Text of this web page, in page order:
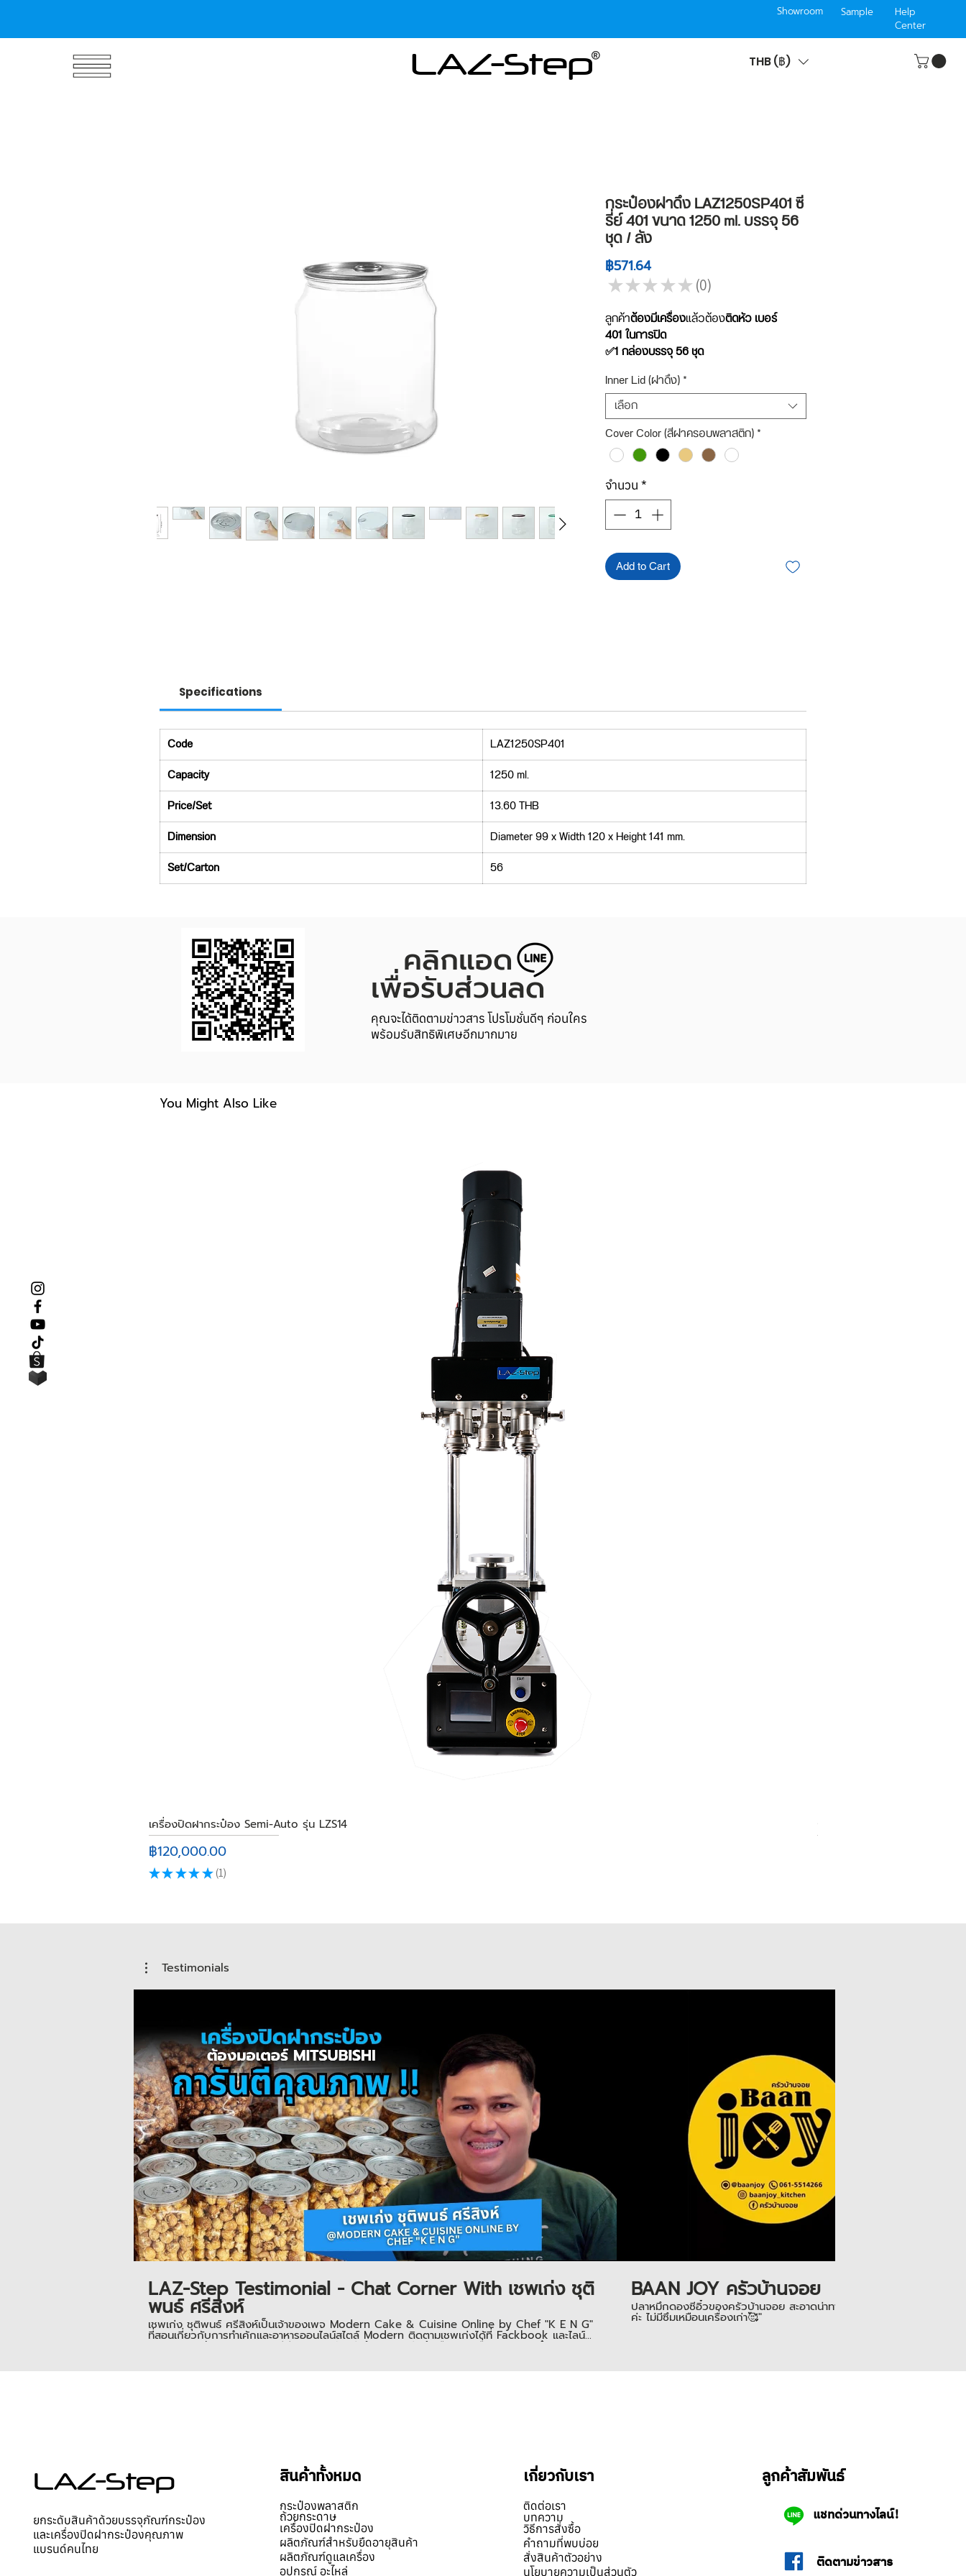
Showroom Sample
Help
Center
LAZ-Step THB (฿)
กระป๋องฝาดึง LAZ1250SP401 ซี
รี่ย์ 401 ขนาด 1250 ml. บรรจุ 56
ชุด / ลัง
฿571.64ราคา
★ ★ ★ ★ ★ 0
0
ลูกค้าต้องมีเครื่องแล้วต้องติดหัว เบอร์
401 ในการปิด
✅1 กล่องบรรจุ 56 ชุด
รายละเอียดสินค้า:1 ชุด ประกอบด้วย
กระป๋องพลาสติกใส+ฝาดึง (เลือกแบบได้)+ฝา
ครอบพลาสติก (เลือกสีได้)
***เพื่อให้ได้สินค้าที่ถูกต้องรบกวนลูกค้าอ่าน
รายละเอียด ดูรูปฝาดึงแต่ละชนิดที่ต้องการ
และเลือกให้ตรงกับความต้องการนะคะ***
Inner Lid (ฝาดึง)*
เลือก
Cover Color (สีฝาครอบพลาสติก)*
จำนวน *
Add to Cart
Specifications
Code
LAZ1250SP401
Capacity
1250 ml.
Price/Set
13.60 THB
Dimension
Diameter 99 x Width 120 x Height 141 mm.
Set/Carton
56
คลิกแอด
เพื่อรับส่วนลด
คุณจะได้ติดตามข่าวสาร โปรโมชั่นดีๆ ก่อนใคร
พร้อมรับสิทธิพิเศษอีกมากมาย
Testimonials
เล่นวิดีโอ
LAZ-Step Testimonial - Chat Corner With เชพเก่ง ชุติ
พนธ์ ศรีสิงห์
เชพเก่ง ชุติพนธ์ ศรีสิงห์เป็นเจ้าของเพจ Modern Cake & Cuisine Online by Chef "K E N G"
ที่สอนเกี่ยวกับการทำเค้กและอาหารออนไลน์สไตล์ Modern ติดตามเชพเก่งได้ที่ Fackbook และไลน์
@marinycake เลยนะคะ กดวีดีโอเข้าไปดูกัน ว่าทำไม เชพเก่งถึงเลือกให้เครื่องปิดฝากระป๋องของลาซส
BAAN JOY ครัวบ้านจอย
ปลาหมึกดองซีอิ๋วของครัวบ้านจอย สะอาดน่าทานมากๆ ใช้เครื่องปิดฝากระป๋อง รุ่น
ค่ะ ไม่มีซึมเหมือนเครื่องเก่า🥰"
You Might Also Like
เครื่องปิดฝากระป๋อง Semi-Auto รุ่น LZS14
ราคา
฿120,000.00
★ ★ ★ ★ ★ 1
1
LAZ-Step
ยกระดับสินค้าด้วยบรรจุภัณฑ์กระป๋อง
และเครื่องปิดฝากระป๋องคุณภาพ
แบรนด์คนไทย
สินค้าทั้งหมด
กระป๋องพลาสติก
ถ้วยกระดาษ
เครื่องปิดฝากระป๋อง
ผลิตภัณฑ์สำหรับยืดอายุสินค้า
ผลิตภัณฑ์ดูแลเครื่อง
อุปกรณ์ อะไหล่
เกี่ยวกับเรา
วิธีการสั่งซื้อ
ติดต่อเรา
บทความ
คำถามที่พบบ่อย
สั่งสินค้าตัวอย่าง
นโยบายความเป็นส่วนตัว
ลูกค้าสัมพันธ์
แชทด่วนทางไลน์!
ติดตามข่าวสาร